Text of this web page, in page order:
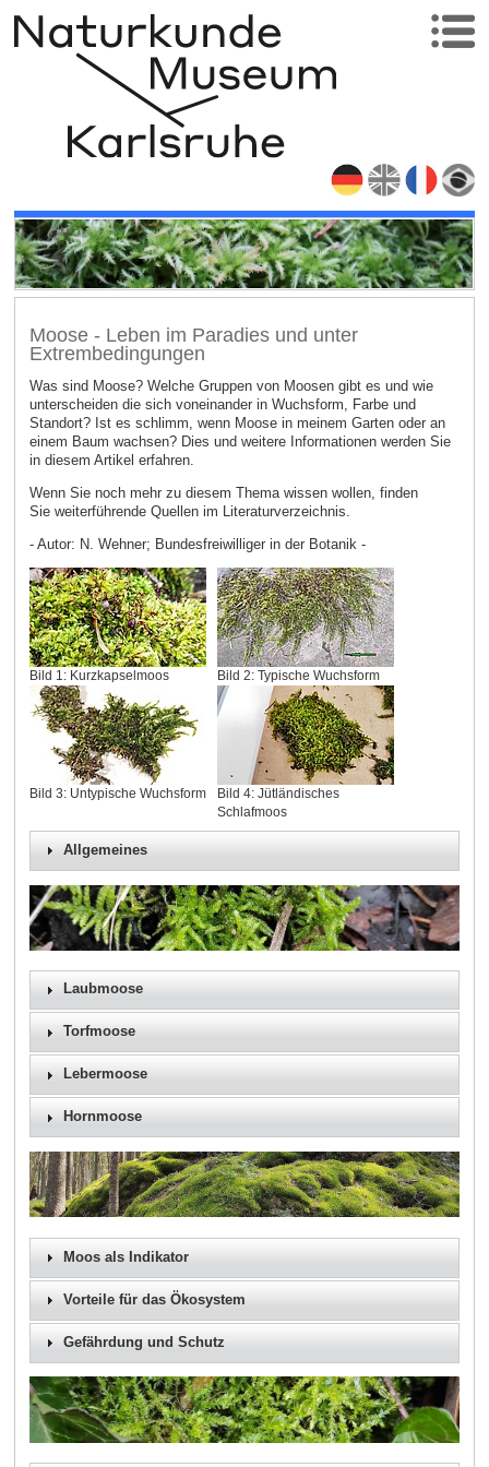
Moose - Leben im Paradies und unter
Extrembedingungen
Was sind Moose? Welche Gruppen von Moosen gibt es und wie
unterscheiden die sich voneinander in Wuchsform, Farbe und
Standort? Ist es schlimm, wenn Moose in meinem Garten oder an
einem Baum wachsen? Dies und weitere Informationen werden Sie
in diesem Artikel erfahren.
Wenn Sie noch mehr zu diesem Thema wissen wollen, finden
Sie weiterführende Quellen im Literaturverzeichnis.
- Autor: N. Wehner; Bundesfreiwilliger in der Botanik -
Bild 1: Kurzkapselmoos Bild 2: Typische Wuchsform
Bild 3: Untypische Wuchsform
Bild 4: Jütländisches
Schlafmoos
Allgemeines
Laubmoose
Torfmoose
Lebermoose
Hornmoose
Moos als Indikator
Vorteile für das Ökosystem
Gefährdung und Schutz